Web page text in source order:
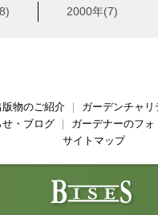
2000年(7)
版物のご紹介｜ ガーデンチャリ
せ・ブログ｜ ガーデナーのフォ
サイトマップ